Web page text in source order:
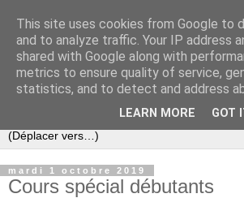
mardi 1 octobre 2019
Cours spécial débutants
This site uses cookies from Google to
and to analyze traffic. Your IP address
shared with Google along with
metrics to ensure quality of service,
statistics, and to detect and address
LEARN MORE GOT